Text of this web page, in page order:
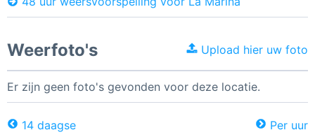
Weerfoto's Upload hier uw foto
Er zijn geen foto's gevonden voor deze locatie.
14 daagse Per uur